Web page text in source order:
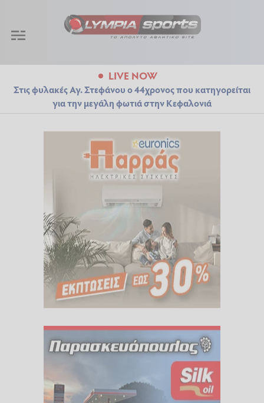
LIVE NOW
Στις φυλακές Αγ. Στεφάνου ο 44χρονος που κατηγορείται
για την μεγάλη φωτιά στην Κεφαλονιά